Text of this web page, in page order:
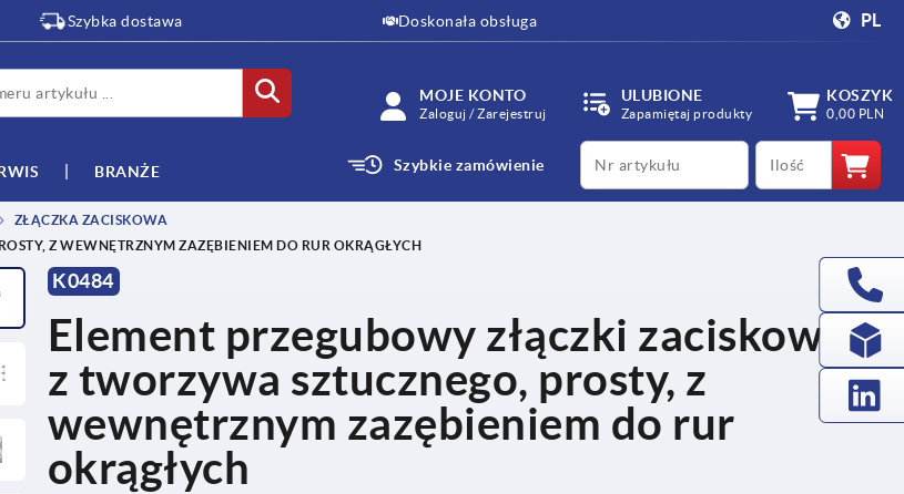
Szybka dostawa Doskonała obsługa PL
MOJE KONTO
Zaloguj / Zarejestruj
ULUBIONE
Zapamiętaj produkty
KOSZYK
0,00 PLN
BRANŻE Szybkie zamówienie
productCode qty
ZŁĄCZKA ZACISKOWA
Z WEWNĘTRZNYM ZAZĘBIENIEM DO RUR OKRĄGŁYCH
K0484
Element przegubowy złączki zaciskowej,
z tworzywa sztucznego, prosty, z
wewnętrznym zazębieniem do rur
okrągłych